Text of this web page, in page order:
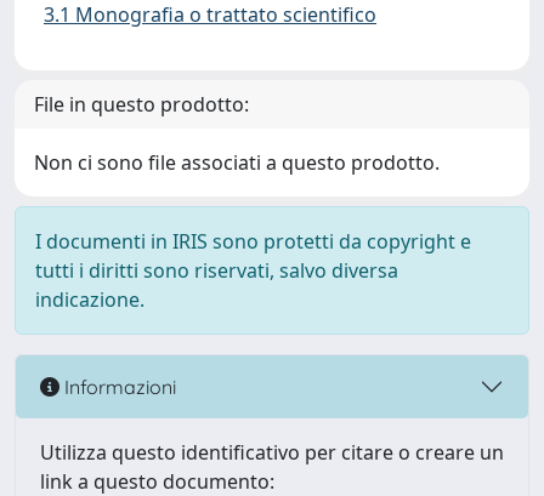
3.1 Monografia o trattato scientifico
File in questo prodotto:
Non ci sono file associati a questo prodotto.
I documenti in IRIS sono protetti da copyright e
tutti i diritti sono riservati, salvo diversa
indicazione.
Informazioni
Utilizza questo identificativo per citare o creare un
link a questo documento: